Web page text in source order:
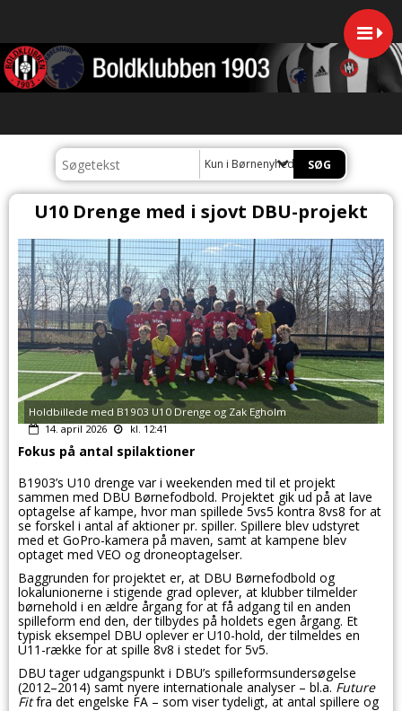
Kun i Børnenyheder
U10 Drenge med i sjovt DBU-projekt
Holdbillede med B1903 U10 Drenge og Zak Egholm
14. april 2026
kl. 12:41
Fokus på antal spilaktioner
B1903’s U10 drenge var i weekenden med til et projekt
sammen med DBU Børnefodbold. Projektet gik ud på at lave
optagelse af kampe, hvor man spillede 5vs5 kontra 8vs8 for at
se forskel i antal af aktioner pr. spiller. Spillere blev udstyret
med et GoPro-kamera på maven, samt at kampene blev
optaget med VEO og droneoptagelser.
Baggrunden for projektet er, at DBU Børnefodbold og
lokalunionerne i stigende grad oplever, at klubber tilmelder
børnehold i en ældre årgang for at få adgang til en anden
spilleform end den, der tilbydes på holdets egen årgang. Et
typisk eksempel DBU oplever er U10-hold, der tilmeldes en
U11-række for at spille 8v8 i stedet for 5v5.
DBU tager udgangspunkt i DBU’s spilleformsundersøgelse
(2012–2014) samt nyere internationale analyser – bl.a. Future
Fitfra det engelske FA – som viser tydeligt, at antal spillere og